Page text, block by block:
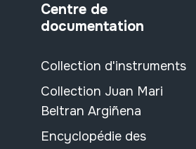
Centre de
documentation
Collection d'instruments
Collection Juan Mari
Beltran Argiñena
Encyclopédie des